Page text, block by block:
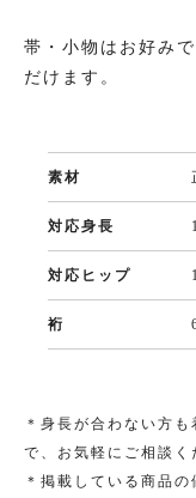
振袖の商品一覧
プラン・料金
色留袖の商品
帯・小物はお好み
だけます。
素材
対応身長
対応ヒップ
裄
＊身長が合わない方
で、お気軽にご相談く
＊掲載している商品